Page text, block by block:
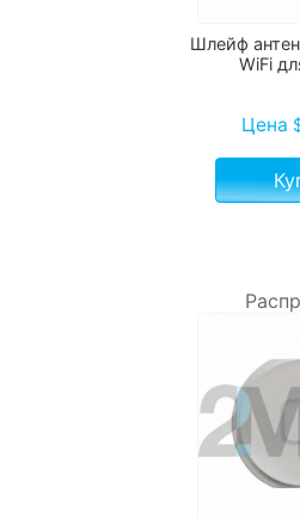
Шлейф
WiFi
Цена